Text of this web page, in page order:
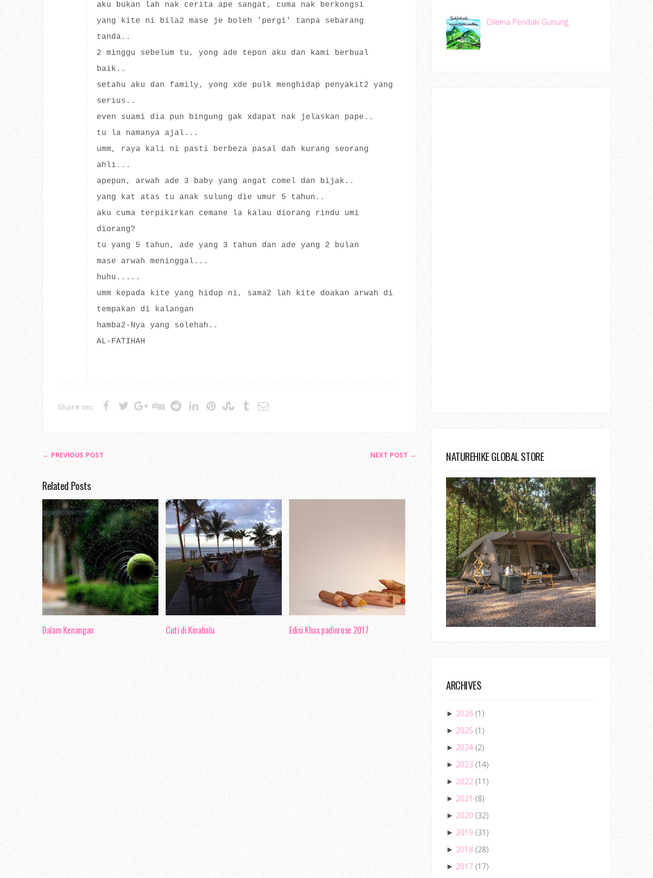
aku bukan lah nak cerita ape sangat, cuma nak berkongsi
yang kite ni bila2 mase je boleh 'pergi' tanpa sebarang
tanda..
2 minggu sebelum tu, yong ade tepon aku dan kami berbual
baik..
setahu aku dan family, yong xde pulk menghidap penyakit2 yang
serius..
even suami dia pun bingung gak xdapat nak jelaskan pape..
tu la namanya ajal...
umm, raya kali ni pasti berbeza pasal dah kurang seorang
ahli...
apepun, arwah ade 3 baby yang angat comel dan bijak..
yang kat atas tu anak sulung die umur 5 tahun..
aku cuma terpikirkan cemane la kalau diorang rindu umi
diorang?
tu yang 5 tahun, ade yang 3 tahun dan ade yang 2 bulan
mase arwah meninggal...
huhu.....
umm kepada kite yang hidup ni, sama2 lah kite doakan arwah di
tempakan di kalangan
hamba2-Nya yang solehah..
AL-FATIHAH
Share on:
← PREVIOUS POST NEXT POST →
Related Posts
Dalam Kenangan Cuti di Kinabalu Edisi Khas padinrose 2017
Dilema Pendaki Gunung
NATUREHIKE GLOBAL STORE
ARCHIVES
► 2026 (1)
► 2025 (1)
► 2024 (2)
► 2023 (14)
► 2022 (11)
► 2021 (8)
► 2020 (32)
► 2019 (31)
► 2018 (28)
► 2017 (17)